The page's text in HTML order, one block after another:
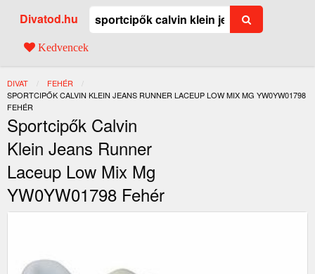
Divatod.hu
Kedvencek
DIVAT
FEHÉR
JELENLEGI:
SPORTCIPŐK CALVIN KLEIN JEANS RUNNER LACEUP LOW MIX MG YW0YW01798
FEHÉR
Sportcipők Calvin
Klein Jeans Runner
Laceup Low Mix Mg
YW0YW01798 Fehér